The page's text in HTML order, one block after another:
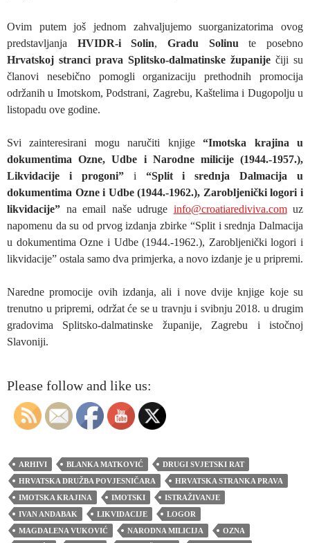
Ovim putem još jednom zahvaljujemo suorganizatorima ovog
predstavljanja HVIDR-i Solin,Gradu Solinu te posebno
Hrvatskoj stranci prava Splitsko-dalmatinske županije čiji su
članovi nesebično pomogli organizaciju prethodnih promocija
održanih u Imotskom, Podstrani, Zagrebu, Kaštelima i Dugopolju u
listopadu ove godine.
Svi zainteresirani mogu naručiti knjige“Imotska krajina u
dokumentima Ozne, Udbe i Narodne milicije (1944.-1957.),
Likvidacije i progoni”i “Split i srednja Dalmacija u
dokumentima Ozne i Udbe (1944.-1962.), Zarobljenički logori i
likvidacije” na email naše udruge info@croatiarediviva.comuz
napomenu da su od prvog izdanja zbirke “Split i srednja Dalmacija
u dokumentima Ozne i Udbe (1944.-1962.), Zarobljenički logori i
likvidacije” ostala samo dva primjerka, a novo izdanje je u pripremi.
Naredne promocije ovih izdanja, ali i nove dvije knjige koje su
trenutno u pripremi, održat će se u travnju i svibnju 2018. u drugim
gradovima Splitsko-dalmatinske županije, Zagrebu i istočnoj
Slavoniji.
Please follow and like us:
ARHIVI BLANKA MATKOVIĆ
DRUGI SVJETSKI RAT
HRVATSKA DRUŽBA POVJESNIČARA
HRVATSKA STRANKA PRAVA
IMOTSKA KRAJINA
IMOTSKI
ISTRAŽIVANJE
IVAN ANDABAK
LIKVIDACIJE
LOGOR
MAGDALENA VUKOVIĆ
NARODNA MILICIJA
OZNA